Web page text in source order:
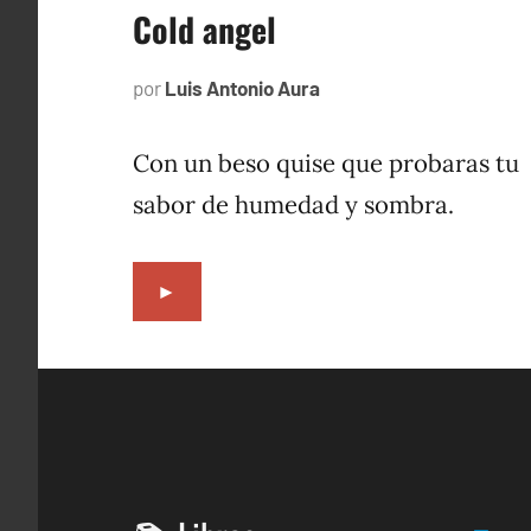
Cold angel
por Luis Antonio Aura
2021
Con un beso quise que probaras tu
sabor de humedad y sombra.
►